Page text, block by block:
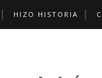
HIZO HISTORIA